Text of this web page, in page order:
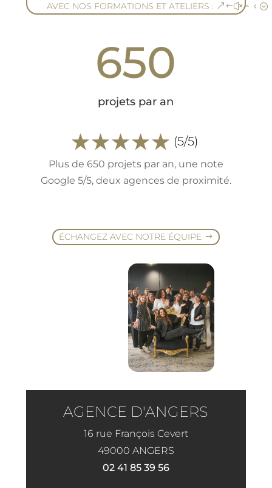
AVEC NOS FORMATIONS ET ATELIERS :
650
projets par an
☆☆☆☆☆ (5/5)
Plus de 650 projets par an, une note
Google 5/5, deux agences de proximité.
ÉCHANGEZ AVEC NOTRE ÉQUIPE
AGENCE D'ANGERS
16 rue François Cevert
49000 ANGERS
02 41 85 39 56